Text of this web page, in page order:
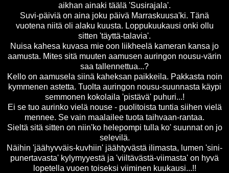
aikhan ainaki täälä 'Susirajala'.
Suvi-päiviä on aina joku päivä Marraskuusa'ki. Tänä
vuotena niitä oli alaku kuusta. Loppukuukausi onki ollu
sitten 'täyttä-talavia'.
Nuisa kahesa kuvasa mie oon liikheelä kameran kansa jo
aamusta. Mites sitä muuten aamusen auringon nousu-värin
saa tallennettua...?
Kello on aamusela siinä kaheksan paikkeila. Pakkasta noin
kymmenen astetta. Tuolta auringon nousu-suunnasta käypi
semmonen kokolaila 'pistävä' puhuri...!
Ei se tuo aurinko vielä nouse - puolitoista tuntia siihen vielä
mennee. Se vain maalailee tuota taihvaan-rantaa.
Sieltä sitä sitten on niin'ko helepompi tulla ko' suunnat on jo
selevilä.
Näihin 'jäähyvväis-kuvhiin' jäähtyvästä ilimasta, lumen 'sini-
punertavasta' kylymyyestä ja 'viiltävästä-viimasta' on hyvä
lopetella vuoen toiseksi viiminen kuukausi...!!